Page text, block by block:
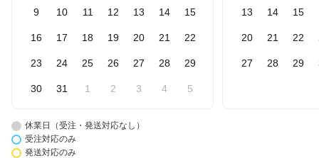
9 10 11 12 13 14 15
16 17 18 19 20 21 22
23 24 25 26 27 28 29
30 31 1 2 3 4 5
13 14 15
20 21 22
27 28 29
休業日（受注・発送対応なし）
受注対応のみ
発送対応のみ